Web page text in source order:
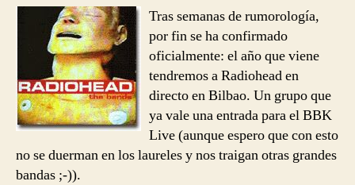
Fake
Trees
Tras semanas de rumorología,
por fin se ha confirmado
oficialmente: el año que viene
tendremos a Radiohead en
directo en Bilbao. Un grupo que
ya vale una entrada para el BBK
Live (aunque espero que con esto
no se duerman en los laureles y nos traigan otras grandes
bandas ;-)).